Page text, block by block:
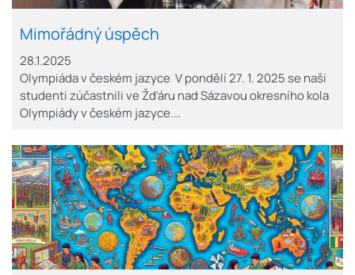
28.1.2025
Mimořádný úspěch
Olympiáda v českém jazyce V pondělí 27. 1. 2025 se naši
studenti zúčastnili ve Žďáru nad Sázavou okresního kola
Olympiády v českém jazyce.…